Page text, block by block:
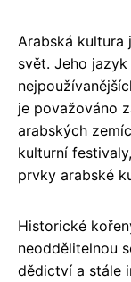
Arabská kultura
svět. Jeho
je považováno
arabských
kulturní
prvky arabské
Historické
neoddělitelnou
dědictví a stále